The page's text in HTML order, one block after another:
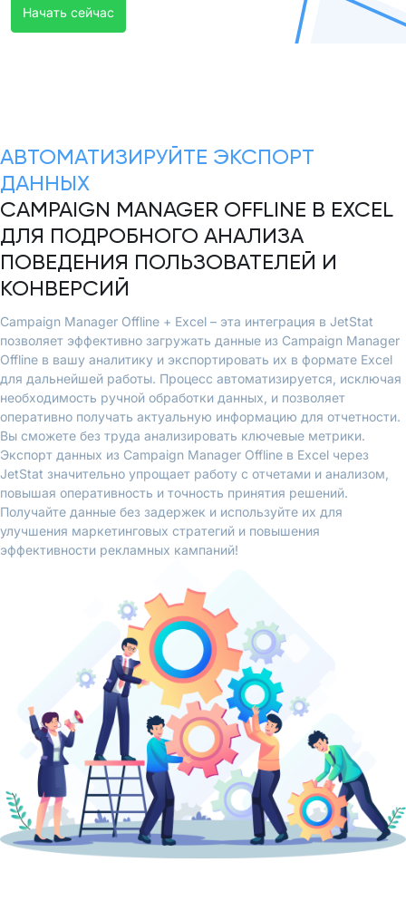
Начать сейчас
АВТОМАТИЗИРУЙТЕ ЭКСПОРТ
ДАННЫХ
CAMPAIGN MANAGER OFFLINE В EXCEL
ДЛЯ ПОДРОБНОГО АНАЛИЗА
ПОВЕДЕНИЯ ПОЛЬЗОВАТЕЛЕЙ И
КОНВЕРСИЙ
Campaign Manager Offline + Excel – эта интеграция в JetStat
позволяет эффективно загружать данные из Campaign Manager
Offline в вашу аналитику и экспортировать их в формате Excel
для дальнейшей работы. Процесс автоматизируется, исключая
необходимость ручной обработки данных, и позволяет
оперативно получать актуальную информацию для отчетности.
Вы сможете без труда анализировать ключевые метрики.
Экспорт данных из Campaign Manager Offline в Excel через
JetStat значительно упрощает работу с отчетами и анализом,
повышая оперативность и точность принятия решений.
Получайте данные без задержек и используйте их для
улучшения маркетинговых стратегий и повышения
эффективности рекламных кампаний!